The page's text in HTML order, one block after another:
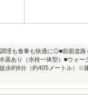
も食事も快適に◎■前面道路
あり（水栓一体型）■ウォー
歩約6分（約405メートル）